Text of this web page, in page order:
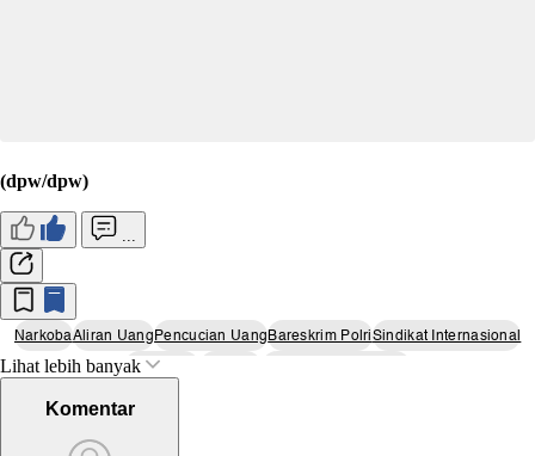
(dpw/dpw)
NarkobaAliran UangPencucian UangBareskrim PolriSindikat Internasional
The Doctor
Lihat lebih banyak
Komentar